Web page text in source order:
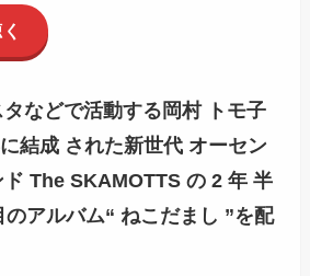
などで活動する岡村 トモ子
結成 された新世代 オーセン
The SKAMOTTS の 2 年 半
アルバム“ ねこだまし ”を配